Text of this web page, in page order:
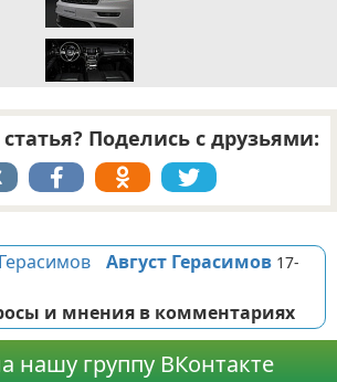
Поделись с друзьями:
Август Герасимов 17-
и мнения в комментариях
нашу группу ВКонтакте